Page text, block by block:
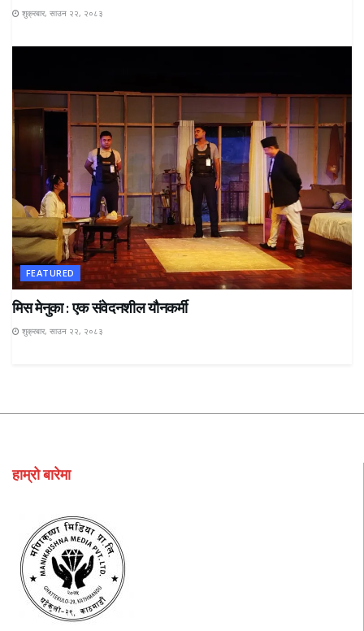
शुक्रबार, साउन २२, २०८३
FEATURED
मिस मेनुका : एक संवेदनशील यौनकर्मी
शुक्रबार, साउन २२, २०८३
हाम्रो बारेमा